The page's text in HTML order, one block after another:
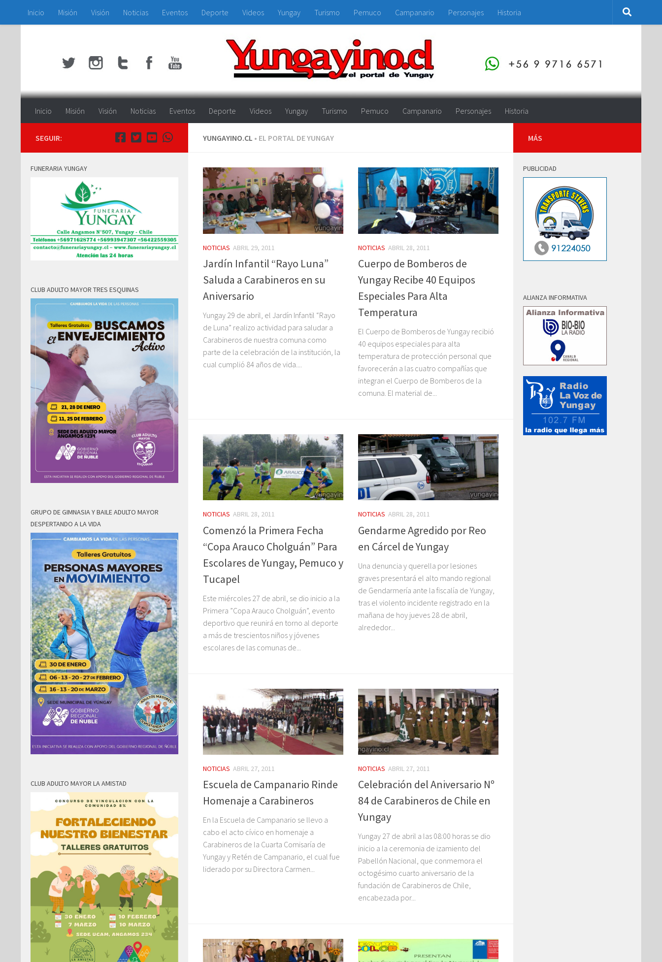
Saltar al contenido
Inicio Misión Visión Noticias Eventos Deporte Videos Yungay Turismo Pemuco Campanario Personajes Historia
Inicio Misión Visión Noticias Eventos Deporte Videos Yungay Turismo Pemuco Campanario Personajes Historia
YUNGAYINO.CL • EL PORTAL DE YUNGAY
NOTICIAS ABRIL 29, 2011
Jardín Infantil “Rayo Luna”
Saluda a Carabineros en su
Aniversario
Yungay 29 de abril, el Jardín Infantil “Rayo
de Luna” realizo actividad para saludar a
Carabineros de nuestra comuna como
parte de la celebración de la institución, la
cual cumplió 84 años de vida....
NOTICIAS ABRIL 28, 2011
Cuerpo de Bomberos de
Yungay Recibe 40 Equipos
Especiales Para Alta
Temperatura
El Cuerpo de Bomberos de Yungay recibió
40 equipos especiales para alta
temperatura de protección personal que
favorecerán a las cuatro compañías que
integran el Cuerpo de Bomberos de la
comuna. El material de...
NOTICIAS ABRIL 28, 2011
Comenzó la Primera Fecha
“Copa Arauco Cholguán” Para
Escolares de Yungay, Pemuco y
Tucapel
Este miércoles 27 de abril, se dio inicio a la
Primera ”Copa Arauco Cholguán”, evento
deportivo que reunirá en torno al deporte
a más de trescientos niños y jóvenes
escolares de las comunas de...
NOTICIAS ABRIL 28, 2011
Gendarme Agredido por Reo
en Cárcel de Yungay
Una denuncia y querella por lesiones
graves presentará el alto mando regional
de Gendarmería ante la fiscalía de Yungay,
tras el violento incidente registrado en la
mañana de hoy jueves 28 de abril,
alrededor...
NOTICIAS ABRIL 27, 2011
Escuela de Campanario Rinde
Homenaje a Carabineros
En la Escuela de Campanario se llevo a
cabo el acto cívico en homenaje a
Carabineros de la Cuarta Comisaría de
Yungay y Retén de Campanario, el cual fue
liderado por su Directora Carmen...
NOTICIAS ABRIL 27, 2011
Celebración del Aniversario Nº
84 de Carabineros de Chile en
Yungay
Yungay 27 de abril a las 08:00 horas se dio
inicio a la ceremonia de izamiento del
Pabellón Nacional, que conmemora el
octogésimo cuarto aniversario de la
fundación de Carabineros de Chile,
encabezada por...
SEGUIR:
FUNERARIA YUNGAY
CLUB ADULTO MAYOR TRES ESQUINAS
GRUPO DE GIMNASIA Y BAILE ADULTO MAYOR
DESPERTANDO A LA VIDA
CLUB ADULTO MAYOR LA AMISTAD
MÁS
PUBLICIDAD
ALIANZA INFORMATIVA